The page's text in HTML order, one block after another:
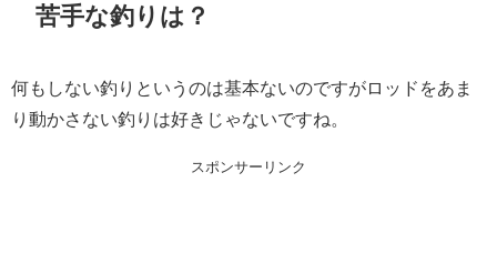
苦手な釣りは？
何もしない釣りというのは基本ないのですがロッドをあま
り動かさない釣りは好きじゃないですね。
スポンサーリンク